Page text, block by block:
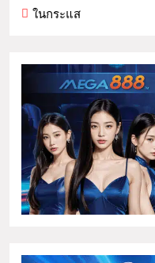
ในกระแส